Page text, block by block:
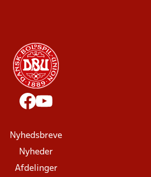
Nyhedsbreve
Nyheder
Afdelinger